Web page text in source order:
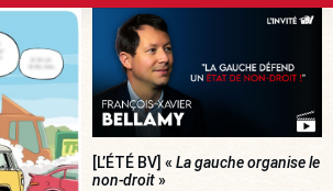
[L’ÉTÉ BV] « La gauche organise le
non-droit»